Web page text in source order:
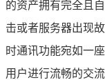
的资产拥有完全且
击或者服务器出现
时通讯功能宛如一
用户进行流畅的交